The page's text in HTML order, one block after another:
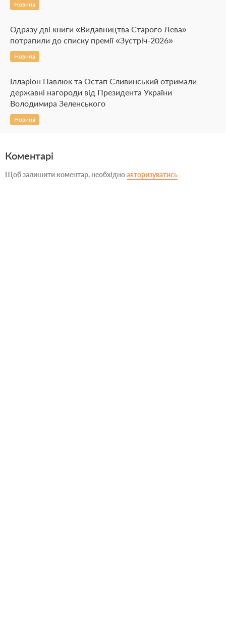
Новина
Одразу дві книги «Видавництва Старого Лева»
потрапили до списку премії «Зустріч-2026»
Новина
Ілларіон Павлюк та Остап Сливинський отримали
державні нагороди від Президента України
Володимира Зеленського
Новина
Коментарі
Щоб залишити коментар, необхідноавторизуватись